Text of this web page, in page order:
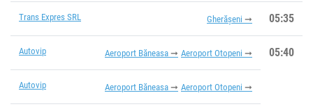
Trans Expres SRL Gherășeni 05:35
Autovip Aeroport Băneasa Aeroport Otopeni 05:40
Autovip Aeroport Băneasa Aeroport Otopeni